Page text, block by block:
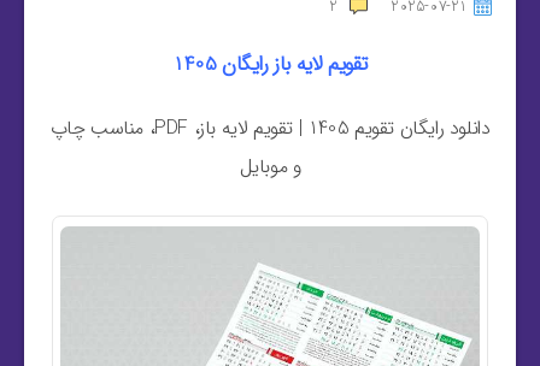
2025-07-21
2
تقویم لایه باز رایگان 1405
دانلود رایگان تقویم 1405 | تقویم لایه باز، PDF، مناسب چاپ
و موبایل